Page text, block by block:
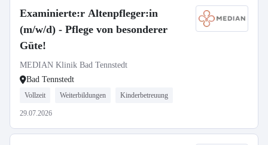
Examinierte:r Altenpfleger:in
(m/w/d) - Pflege von besonderer
Güte!
MEDIAN Klinik Bad Tennstedt
Bad Tennstedt
Vollzeit Weiterbildungen Kinderbetreuung
29.07.2026